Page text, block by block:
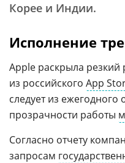
Корее и Индии.
Исполнение
Apple раскрыла
из российского App
следует из ежегодного
прозрачности работы
Согласно отчету
запросам